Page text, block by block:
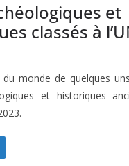
et
classés à
monde de quelques
et historiques